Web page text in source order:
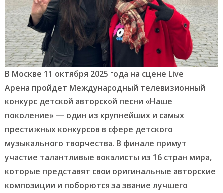
В Москве 11 октября 2025 года на сцене Live
Арена пройдет Международный телевизионный
конкурс детской авторской песни «Наше
поколение» — один из крупнейших и самых
престижных конкурсов в сфере детского
музыкального творчества. В финале примут
участие талантливые вокалисты из 16 стран мира,
которые представят свои оригинальные авторские
композиции и поборются за звание лучшего